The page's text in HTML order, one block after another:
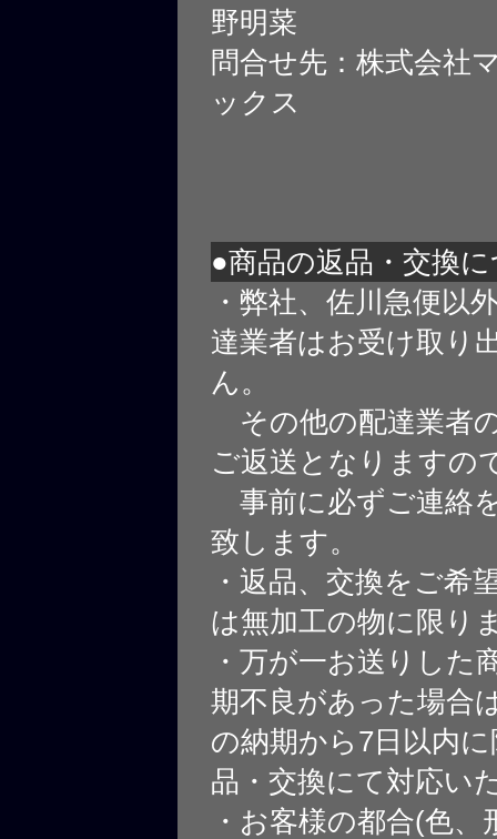
野明菜
問合せ先：株式会社
ックス
●商品の返品・交換
・弊社、佐川急便以
達業者はお受け取り
ん。
その他の配達業者
ご返送となりますの
事前に必ずご連絡
致します。
・返品、交換をご希
は無加工の物に限り
・万が一お送りした
期不良があった場合
の納期から7日以内
品・交換にて対応い
・お客様の都合(色、